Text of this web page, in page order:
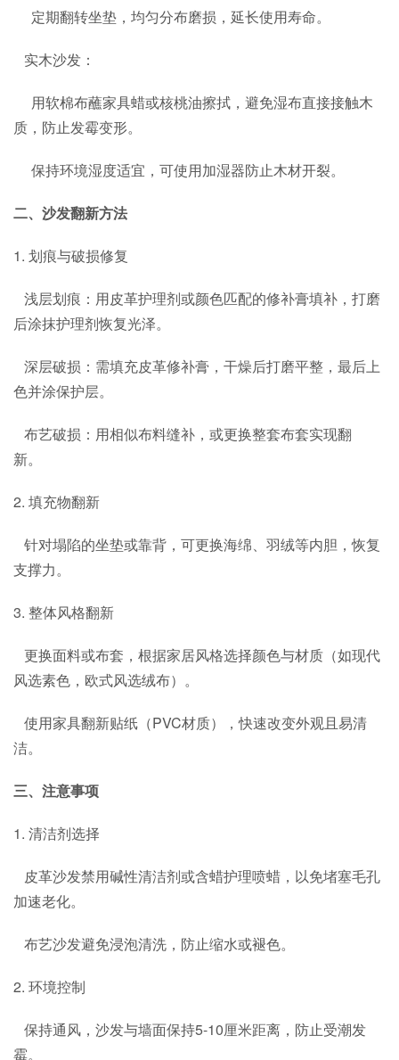
定期翻转坐垫，均匀分布磨损，延长使用寿命。
实木沙发：
用软棉布蘸家具蜡或核桃油擦拭，避免湿布直接接触木
质，防止发霉变形。
保持环境湿度适宜，可使用加湿器防止木材开裂。
二、沙发翻新方法
1. 划痕与破损修复
浅层划痕：用皮革护理剂或颜色匹配的修补膏填补，打磨
后涂抹护理剂恢复光泽。
深层破损：需填充皮革修补膏，干燥后打磨平整，最后上
色并涂保护层。
布艺破损：用相似布料缝补，或更换整套布套实现翻
新。
2. 填充物翻新
针对塌陷的坐垫或靠背，可更换海绵、羽绒等内胆，恢复
支撑力。
3. 整体风格翻新
更换面料或布套，根据家居风格选择颜色与材质（如现代
风选素色，欧式风选绒布）。
使用家具翻新贴纸（PVC材质），快速改变外观且易清
洁。
三、注意事项
1. 清洁剂选择
皮革沙发禁用碱性清洁剂或含蜡护理喷蜡，以免堵塞毛孔
加速老化。
布艺沙发避免浸泡清洗，防止缩水或褪色。
2. 环境控制
保持通风，沙发与墙面保持5-10厘米距离，防止受潮发
霉。